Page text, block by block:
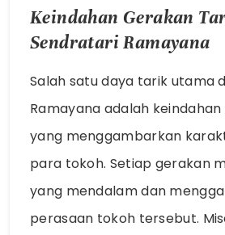
Keindahan Gerakan
Sendratari Ramayana
Salah satu daya tarik utama
Ramayana adalah
yang menggambarkan
para tokoh. Setiap gerakan
yang mendalam dan
perasaan tokoh tersebut.